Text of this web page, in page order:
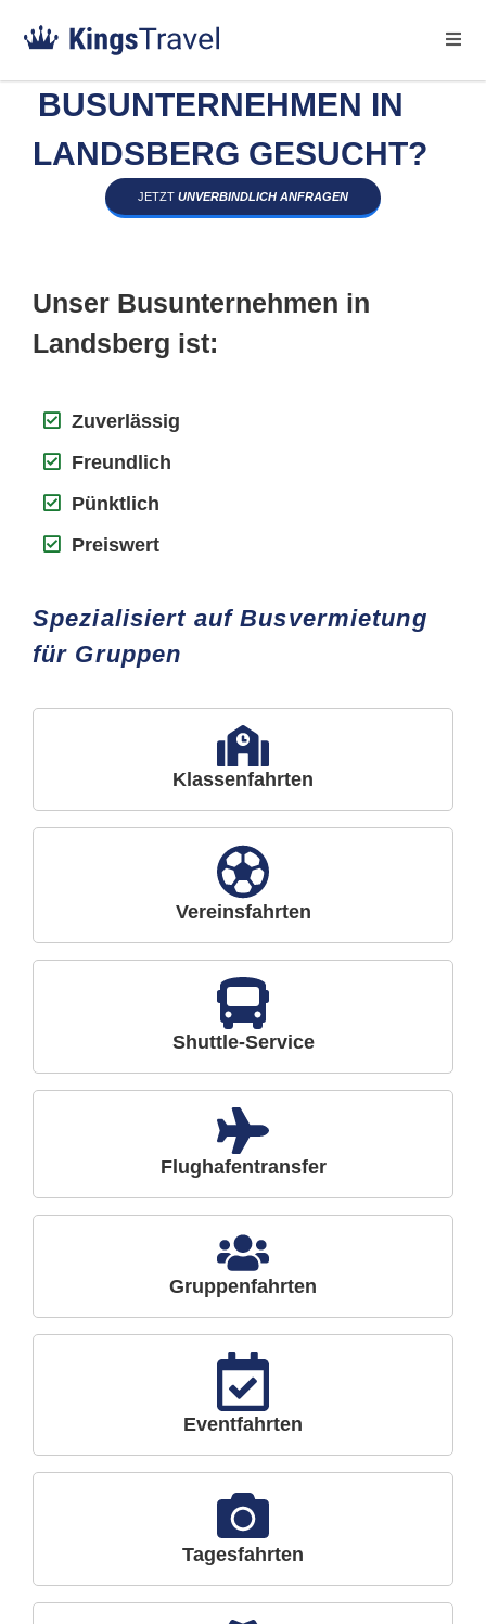
BUSUNTERNEHMEN IN
LANDSBERG GESUCHT?
JETZT UNVERBINDLICH ANFRAGEN
Unser Busunternehmen in
Landsberg ist:
Zuverlässig
Freundlich
Pünktlich
Preiswert
Spezialisiert auf Busvermietung
für Gruppen
Klassenfahrten
Vereinsfahrten
Shuttle-Service
Flughafentransfer
Gruppenfahrten
Eventfahrten
Tagesfahrten